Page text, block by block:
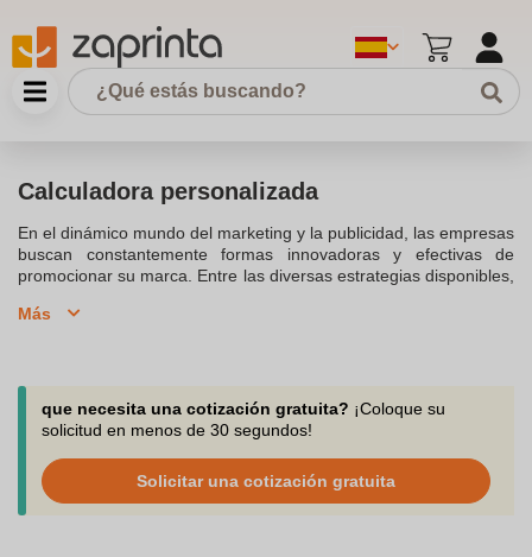
Calculadora personalizada
En el dinámico mundo del marketing y la publicidad, las empresas
buscan constantemente formas innovadoras y efectivas de
promocionar su marca. Entre las diversas estrategias disponibles,
sirven como herramientas prácticas en la vida cotidiana de los
académico hasta el profesional. En oficinas, escuelas, hogares...
son indispensables para realizar cálculos rápidos y precisos. Al
personalizarlas con el logo, colores y mensaje de una marca, se
en los momentos clave del día a día de los usuarios.Otra ventaja
es la versatilidad en la personalización, puedes elegir entre una
variedad de estilos, tamaños y colores.
Más
que necesita una cotización gratuita? ¡Coloque su
solicitud en menos de 30 segundos!
Solicitar una cotización gratuita